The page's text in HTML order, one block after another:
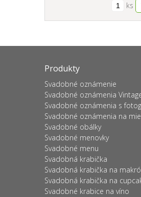
ks
Produkty
Svadobné oznámenie
Svadobné oznámenia
Svadobné oznámenia s
Svadobné oznámenia na
Svadobné obálky
Svadobné menovky
Svadobné menu
Svadobná krabička
Svadobná krabička na
Svadobná krabička na
Svadobné krabice na víno